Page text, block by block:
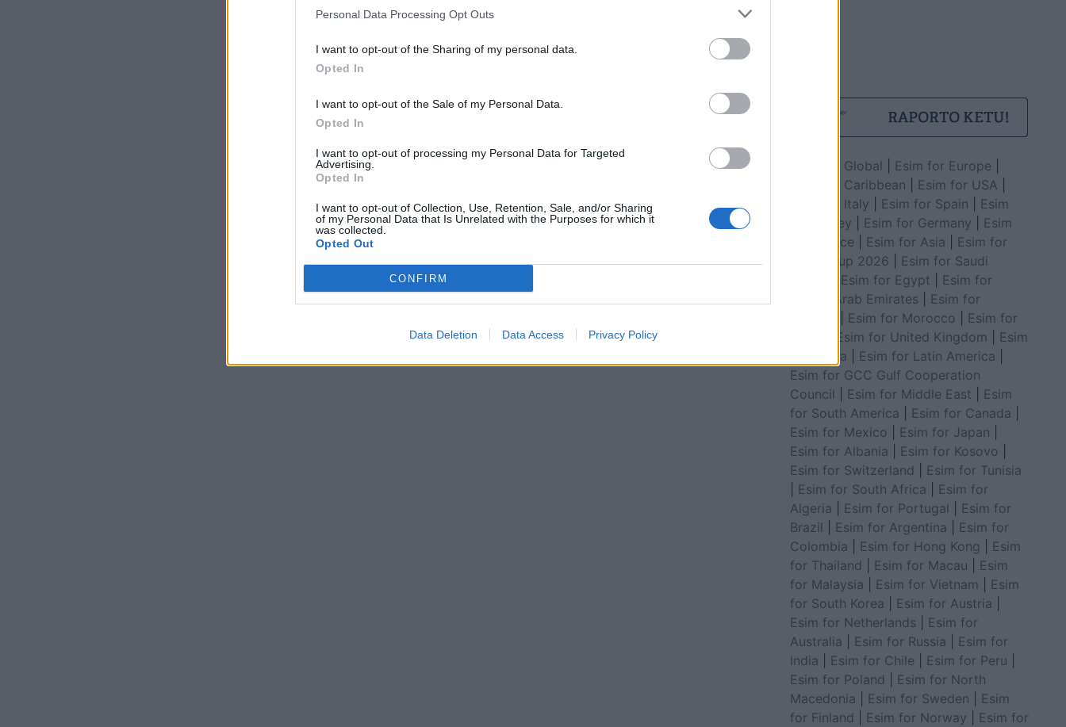
Personal Data Processing Opt Outs
I want to opt-out of the Sharing of my personal data.
Opted In
I want to opt-out of the Sale of my Personal Data.
Opted In
I want to opt-out of processing my Personal Data for Targeted
Advertising.
Opted In
I want to opt-out of Collection, Use, Retention, Sale, and/or Sharing
of my Personal Data that Is Unrelated with the Purposes for which it
was collected.
Opted Out
CONFIRM
Data Deletion Data Access Privacy Policy
Esim for Global Esim for Europe
Esim for Caribbean
Esim for USA
Esim for Italy
Esim for Spain
Esim
for Turkey
Esim for Germany
Esim
for Greece
Esim for Asia
Esim for
World Cup 2026
Esim for Saudi
Esim for Egypt
Esim for
United Arab Emirates
Esim for
Esim for Morocco
Esim for
Esim for United Kingdom
Esim
for Africa
Esim for Latin America
Esim for GCC Gulf Cooperation
Council
Esim for Middle East
Esim
for South America
Esim for Canada
Esim for Mexico
Esim for Japan
Esim for Albania
Esim for Kosovo
Esim for Switzerland
Esim for Tunisia
Esim for South Africa
Esim for
Algeria
Esim for Portugal
Esim for
Brazil
Esim for Argentina
Esim for
Colombia
Esim for Hong Kong
Esim
for Thailand
Esim for Macau
Esim
for Malaysia
Esim for Vietnam
Esim
for South Korea
Esim for Austria
Esim for Netherlands
Esim for
Australia
Esim for Russia
Esim for
India
Esim for Chile Esim for Peru
Esim for Poland
Esim for North
Macedonia
Esim for Sweden
Esim
for Finland
Esim for Norway
Esim for